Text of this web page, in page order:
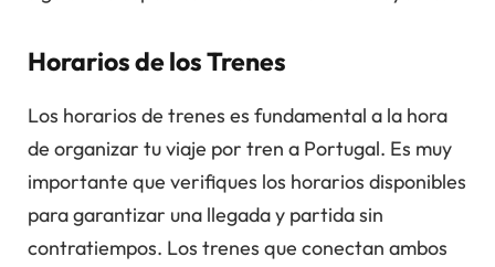
Horarios de los Trenes
Los horarios de trenes es fundamental a la hora
de organizar tu viaje por tren a Portugal. Es muy
importante que verifiques los horarios disponibles
para garantizar una llegada y partida sin
contratiempos. Los trenes que conectan ambos